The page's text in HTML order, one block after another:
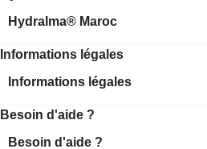
Hydralma® Maroc
Informations légales
Informations légales
Besoin d'aide ?
Besoin d'aide ?